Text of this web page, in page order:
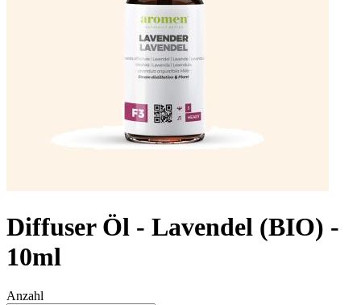
Diffuser Öl - Lavendel (BIO) -
10ml
Anzahl